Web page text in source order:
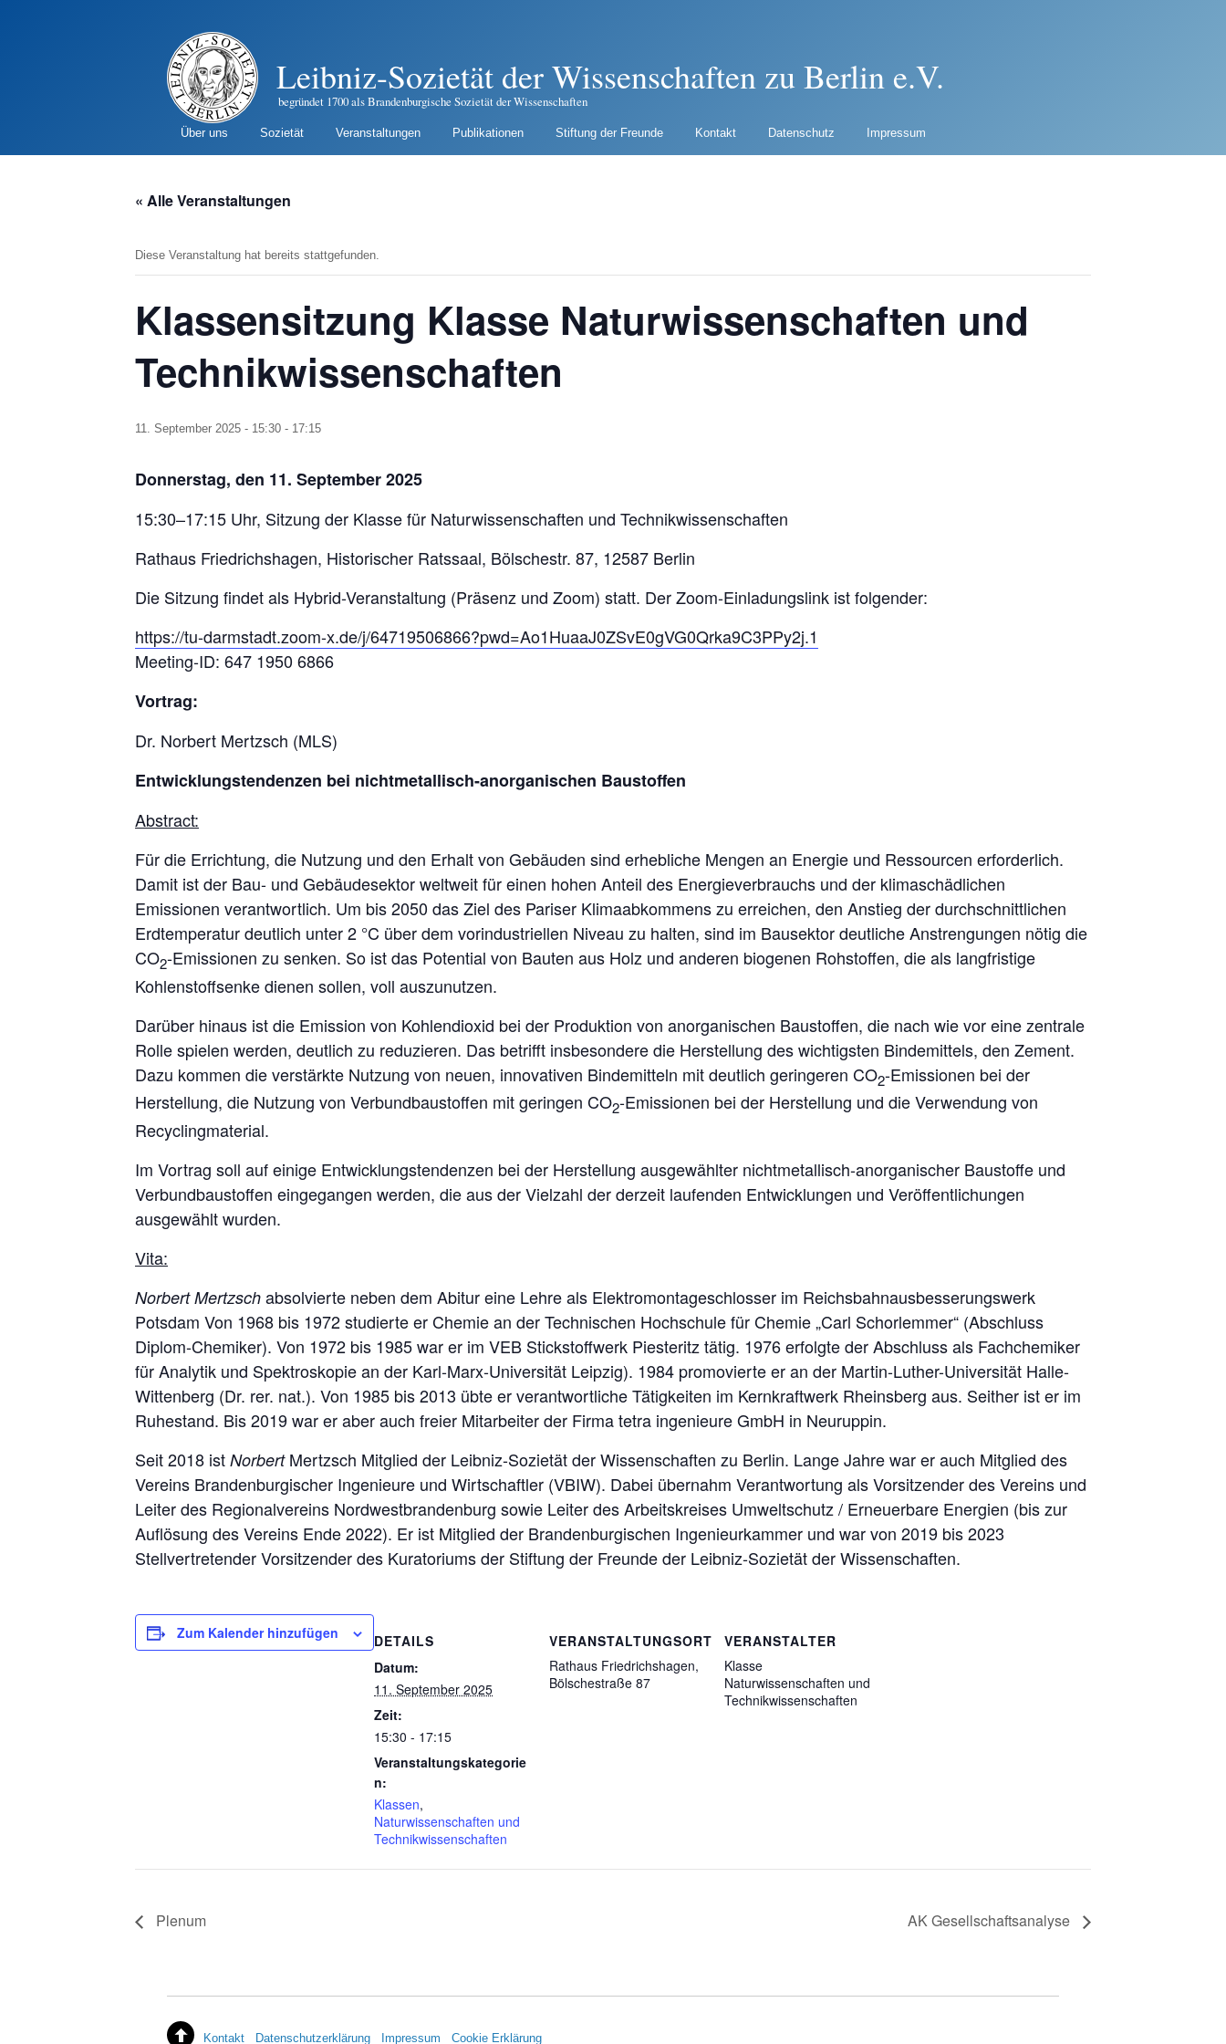
Leibniz-Sozietät der Wissenschaften zu Berlin e.V.
begründet 1700 als Brandenburgische Sozietät der Wissenschaften
Über uns Sozietät Veranstaltungen Publikationen Stiftung der Freunde Kontakt Datenschutz Impressum
« Alle Veranstaltungen
Diese Veranstaltung hat bereits stattgefunden.
Klassensitzung Klasse Naturwissenschaften und
Technikwissenschaften
11. September 2025 - 15:30 - 17:15
Donnerstag, den 11. September 2025
15:30–17:15 Uhr, Sitzung der Klasse für Naturwissenschaften und Technikwissenschaften
Rathaus Friedrichshagen, Historischer Ratssaal, Bölschestr. 87, 12587 Berlin
Die Sitzung findet als Hybrid-Veranstaltung (Präsenz und Zoom) statt. Der Zoom-Einladungslink ist folgender:
https://tu-darmstadt.zoom-x.de/j/64719506866?pwd=Ao1HuaaJ0ZSvE0gVG0Qrka9C3PPy2j.1
Meeting-ID: 647 1950 6866
Vortrag:
Dr. Norbert Mertzsch (MLS)
Entwicklungstendenzen bei nichtmetallisch-anorganischen Baustoffen
Abstract:
Für die Errichtung, die Nutzung und den Erhalt von Gebäuden sind erhebliche Mengen an Energie und Ressourcen erforderlich.
Damit ist der Bau- und Gebäudesektor weltweit für einen hohen Anteil des Energieverbrauchs und der klimaschädlichen
Emissionen verantwortlich. Um bis 2050 das Ziel des Pariser Klimaabkommens zu erreichen, den Anstieg der durchschnittlichen
Erdtemperatur deutlich unter 2 °C über dem vorindustriellen Niveau zu halten, sind im Bausektor deutliche Anstrengungen nötig die
CO2-Emissionen zu senken. So ist das Potential von Bauten aus Holz und anderen biogenen Rohstoffen, die als langfristige
Kohlenstoffsenke dienen sollen, voll auszunutzen.
Darüber hinaus ist die Emission von Kohlendioxid bei der Produktion von anorganischen Baustoffen, die nach wie vor eine zentrale
Rolle spielen werden, deutlich zu reduzieren. Das betrifft insbesondere die Herstellung des wichtigsten Bindemittels, den Zement.
Dazu kommen die verstärkte Nutzung von neuen, innovativen Bindemitteln mit deutlich geringeren CO2-Emissionen bei der
Herstellung, die Nutzung von Verbundbaustoffen mit geringen CO2-Emissionen bei der Herstellung und die Verwendung von
Recyclingmaterial.
Im Vortrag soll auf einige Entwicklungstendenzen bei der Herstellung ausgewählter nichtmetallisch-anorganischer Baustoffe und
Verbundbaustoffen eingegangen werden, die aus der Vielzahl der derzeit laufenden Entwicklungen und Veröffentlichungen
ausgewählt wurden.
Vita:
Norbert Mertzsch absolvierte neben dem Abitur eine Lehre als Elektromontageschlosser im Reichsbahnausbesserungswerk
Potsdam Von 1968 bis 1972 studierte er Chemie an der Technischen Hochschule für Chemie „Carl Schorlemmer“ (Abschluss
Diplom-Chemiker). Von 1972 bis 1985 war er im VEB Stickstoffwerk Piesteritz tätig. 1976 erfolgte der Abschluss als Fachchemiker
für Analytik und Spektroskopie an der Karl-Marx-Universität Leipzig). 1984 promovierte er an der Martin-Luther-Universität Halle-
Wittenberg (Dr. rer. nat.). Von 1985 bis 2013 übte er verantwortliche Tätigkeiten im Kernkraftwerk Rheinsberg aus. Seither ist er im
Ruhestand. Bis 2019 war er aber auch freier Mitarbeiter der Firma tetra ingenieure GmbH in Neuruppin.
Seit 2018 ist Norbert Mertzsch Mitglied der Leibniz-Sozietät der Wissenschaften zu Berlin. Lange Jahre war er auch Mitglied des
Vereins Brandenburgischer Ingenieure und Wirtschaftler (VBIW). Dabei übernahm Verantwortung als Vorsitzender des Vereins und
Leiter des Regionalvereins Nordwestbrandenburg sowie Leiter des Arbeitskreises Umweltschutz / Erneuerbare Energien (bis zur
Auflösung des Vereins Ende 2022). Er ist Mitglied der Brandenburgischen Ingenieurkammer und war von 2019 bis 2023
Stellvertretender Vorsitzender des Kuratoriums der Stiftung der Freunde der Leibniz-Sozietät der Wissenschaften.
Zum Kalender hinzufügen
DETAILS
Datum:
11. September 2025
Zeit:
15:30 - 17:15
Veranstaltungskategorie
n:
Klassen,
Naturwissenschaften und
Technikwissenschaften
VERANSTALTUNGSORT
Rathaus Friedrichshagen,
Bölschestraße 87
VERANSTALTER
Klasse
Naturwissenschaften und
Technikwissenschaften
Plenum AK Gesellschaftsanalyse
Kontakt Datenschutzerklärung Impressum Cookie Erklärung